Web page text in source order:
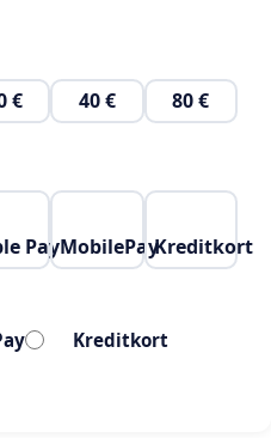
€ 40 € 80 €
PayMobilePayKreditkort
Kreditkort